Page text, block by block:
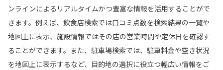
ンラインによるリアルタイムかつ豊富な情報を活用することがで
きます。例えば、飲食店検索では口コミ点数を検索結果の一覧や
地図上に表示、施設情報ではその店の営業時間や定休日を確認す
ることができます。また、駐車場検索では、駐車料金や空き状況
を地図上に表示するなど、目的地の選択に役立つ幅広い情報をご